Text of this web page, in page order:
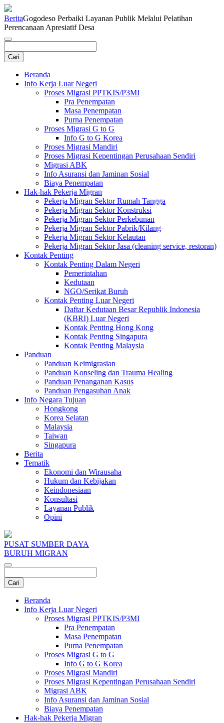
BeritaGogodeso Perbaiki Layanan Publik Melalui Pelatihan
Perencanaan Apresiatif Desa
Beranda
Info Kerja Luar Negeri
Proses Migrasi PPTKIS/P3MI
Pra Penempatan
Masa Penempatan
Purna Penempatan
Proses Migrasi G to G
Info G to G Korea
Proses Migrasi Mandiri
Proses Migrasi Kepentingan Perusahaan Sendiri
Migrasi ABK
Info Asuransi dan Jaminan Sosial
Biaya Penempatan
Hak-hak Pekerja Migran
Pekerja Migran Sektor Rumah Tangga
Pekerja Migran Sektor Konstruksi
Pekerja Migran Sektor Perkebunan
Pekerja Migran Sektor Pabrik/Kilang
Pekerja Migran Sektor Kelautan
Pekerja Migran Sektor Jasa (cleaning service, restoran)
Kontak Penting
Kontak Penting Dalam Negeri
Pemerintahan
Kedutaan
NGO/Serikat Buruh
Kontak Penting Luar Negeri
Daftar Kedutaan Besar Republik Indonesia
(KBRI) Luar Negeri
Kontak Penting Hong Kong
Kontak Penting Singapura
Kontak Penting Malaysia
Panduan
Panduan Keimigrasian
Panduan Konseling dan Trauma Healing
Panduan Penanganan Kasus
Panduan Pengasuhan Anak
Info Negara Tujuan
Hongkong
Korea Selatan
Malaysia
Taiwan
Singapura
Berita
Tematik
Ekonomi dan Wirausaha
Hukum dan Kebijakan
Keindonesiaan
Konsultasi
Layanan Publik
Opini
PUSAT SUMBER DAYA
BURUH MIGRAN
Beranda
Info Kerja Luar Negeri
Proses Migrasi PPTKIS/P3MI
Pra Penempatan
Masa Penempatan
Purna Penempatan
Proses Migrasi G to G
Info G to G Korea
Proses Migrasi Mandiri
Proses Migrasi Kepentingan Perusahaan Sendiri
Migrasi ABK
Info Asuransi dan Jaminan Sosial
Biaya Penempatan
Hak-hak Pekerja Migran